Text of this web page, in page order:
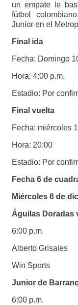
un empate le
fútbol
Junior en el
Final ida
Fecha: Domingo
Hora: 4:00 p.m.
Estadio: Por
Final vuelta
Fecha: miércoles
Hora: 20:00
Estadio: Por
Fecha 6 de
Miércoles 6 de
Águilas Doradas
6:00 p.m.
Alberto Grisales
Win Sports
Junior de
6:00 p.m.